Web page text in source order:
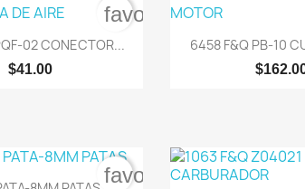
rápida
02 CONECTOR...
$41.00
favorite_border
 Vista
6458 F&Q PB-10
rápida favorite_border